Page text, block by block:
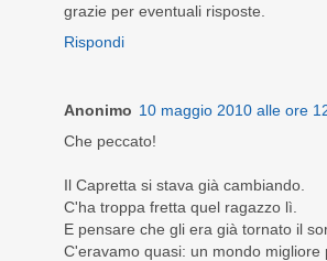
grazie per eventuali risposte.
Rispondi
Anonimo 10 maggio 2010 alle ore
Che peccato!
Il Capretta si stava già cambiando.
C'ha troppa fretta quel ragazzo lì.
E pensare che gli era già tornato il
C'eravamo quasi: un mondo migliore